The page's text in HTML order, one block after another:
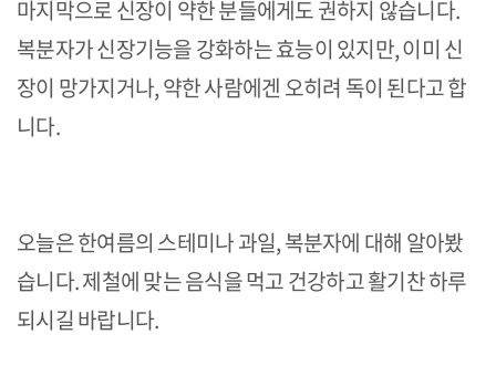
마지막으로 신장이 약한 분들에게도 권하지 않습니다.
복분자가 신장기능을 강화하는 효능이 있지만, 이미 신
장이 망가지거나, 약한 사람에겐 오히려 독이 된다고 합
니다.
오늘은 한여름의 스테미나 과일, 복분자에 대해 알아봤
습니다. 제철에 맞는 음식을 먹고 건강하고 활기찬 하루
되시길 바랍니다.